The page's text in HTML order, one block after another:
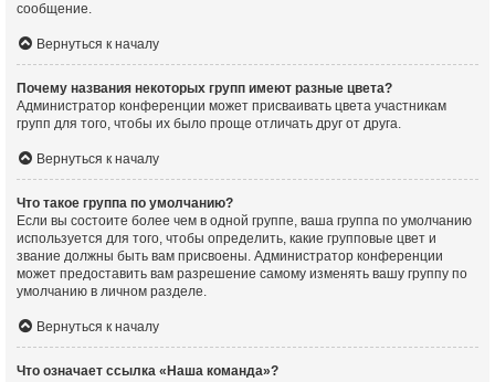
сообщение.
Вернуться к началу
Почему названия некоторых групп имеют разные цвета?
Администратор конференции может присваивать цвета участникам
групп для того, чтобы их было проще отличать друг от друга.
Вернуться к началу
Что такое группа по умолчанию?
Если вы состоите более чем в одной группе, ваша группа по умолчанию
используется для того, чтобы определить, какие групповые цвет и
звание должны быть вам присвоены. Администратор конференции
может предоставить вам разрешение самому изменять вашу группу по
умолчанию в личном разделе.
Вернуться к началу
Что означает ссылка «Наша команда»?